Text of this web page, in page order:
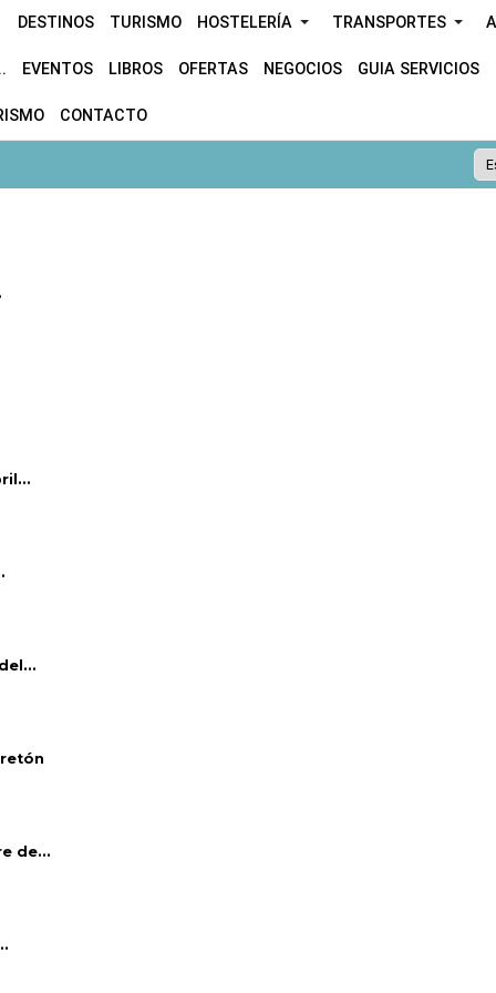
DESTINOS TURISMO HOSTELERÍA TRANSPORTES
EVENTOS LIBROS OFERTAS NEGOCIOS GUIA SERVICIOS
CONTACTO
de...